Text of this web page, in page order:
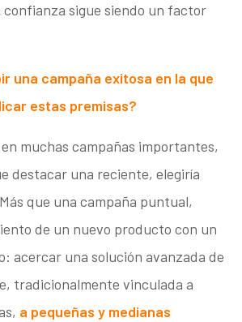
confianza sigue siendo un factor
una campaña exitosa en la que
estas premisas?
muchas campañas importantes,
destacar una reciente, elegiría
que una campaña puntual,
de un nuevo producto con un
acercar una solución avanzada de
tradicionalmente vinculada a
a pequeñas y medianas